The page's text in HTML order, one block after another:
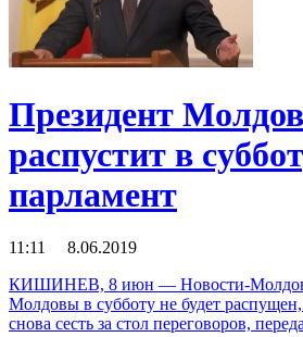
Президент
распустит в
парламент
11:11 8.06.2019
КИШИНЕВ, 8 июн — Новости-
Молдовы в субботу не будет
снова сесть за стол переговоров,